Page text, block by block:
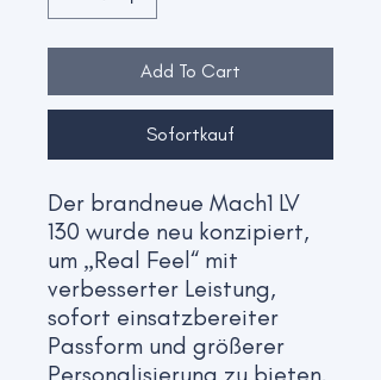
Add To Cart
Sofortkauf
Der brandneue Mach1 LV
130 wurde neu konzipiert,
um „Real Feel“ mit
verbesserter Leistung,
sofort einsatzbereiter
Passform und größerer
Personalisierung zu bieten.